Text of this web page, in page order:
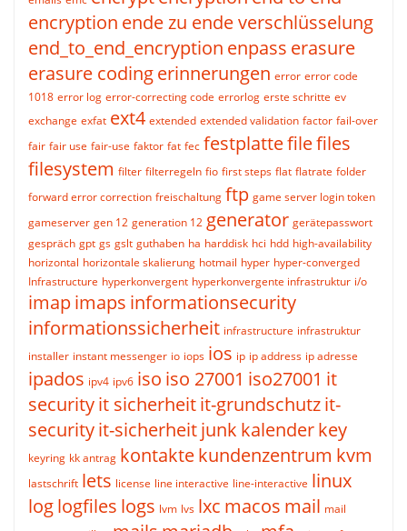
encryption ende zu ende verschlüsselung
end_to_end_encryption enpass erasure
erasure codingerinnerungen error error code
1018 error log error-correcting code errorlog erste schritte ev
exchange exfat ext4 extended extended validation factor fail-over
fair fair use fair-use faktor fat fec festplattefilefiles
filesystem filter filterregeln fio first steps flat flatrate folder
forward error correction freischaltung ftp game server login token
gameserver gen 12 generation 12 generator gerätepasswort
gespräch gpt gs gslt guthaben ha harddisk hci hdd high-availability
horizontal horizontale skalierung hotmail hyper hyper-converged
Infrastructure hyperkonvergent hyperkonvergente infrastruktur i/o
imapimaps informationsecurity
informationssicherheit infrastructure infrastruktur
installer instant messenger io iops ios ip ip address ip adresse
ipados ipv4 ipv6 iso iso 27001 iso27001 it
securityit sicherheitit-grundschutzit-
securityit-sicherheitjunk kalenderkey
keyring kk antrag kontaktekundenzentrum kvm
lastschrift lets license line interactive line-interactive linux
loglogfiles logs lvm lvs lxc macos mail mail